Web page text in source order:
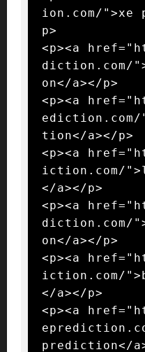
ion.com/">xe
p>
<p><a
diction.com/
on</a></p>
<p><a
tion</a></p>
<p><a
iction.com/
</a></p>
<p><a
diction.com/
on</a></p>
<p><a
iction.com/
</a></p>
<p><a
prediction</